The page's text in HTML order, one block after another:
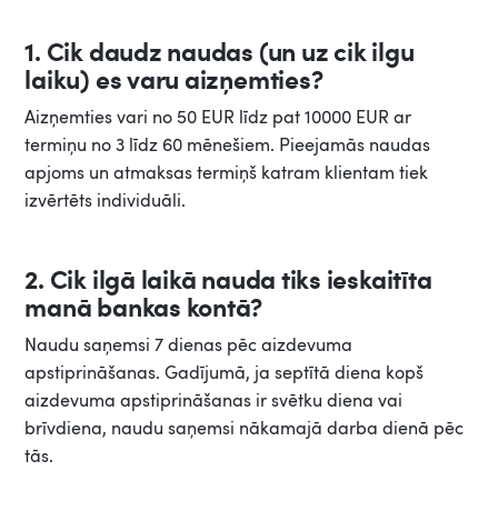
1. Cik daudz naudas (un uz cik ilgu
laiku) es varu aizņemties?
Aizņemties vari no 50 EUR līdz pat 10000 EUR ar
termiņu no 3 līdz 60 mēnešiem. Pieejamās naudas
apjoms un atmaksas termiņš katram klientam tiek
izvērtēts individuāli.
2. Cik ilgā laikā nauda tiks ieskaitīta
manā bankas kontā?
Naudu saņemsi 7 dienas pēc aizdevuma
apstiprināšanas. Gadījumā, ja septītā diena kopš
aizdevuma apstiprināšanas ir svētku diena vai
brīvdiena, naudu saņemsi nākamajā darba dienā pēc
tās.